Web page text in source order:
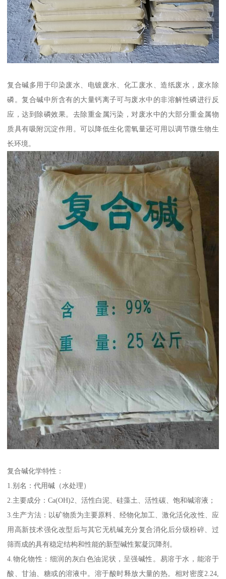
复合碱多用于印染废水、电镀废水、化工废水、造纸废水，废水除
磷。复合碱中所含有的大量钙离子可与废水中的非溶解性磷进行反
应，达到除磷效果。去除重金属污染，对废水中的大部分重金属物
质具有吸附沉淀作用。可以降低生化需氧量还可用以调节微生物生
长环境。
复合碱化学特性：
1.别名：代用碱（水处理）
2.主要成分：Ca(OH)2、活性白泥、硅藻土、活性碳、饱和碱溶液；
3.生产方法：以矿物质为主要原料、经物化加工、激化活化改性、应
用高新技术强化改型后与其它无机碱充分复合消化后分级粉碎、过
筛而成的具有稳定结构和性能的新型碱性絮凝沉降剂。
4.物化物性：细润的灰白色油泥状，呈强碱性。易溶于水，能溶于
酸、甘油、糖或的溶液中。溶于酸时释放大量的热。相对密度2.24,